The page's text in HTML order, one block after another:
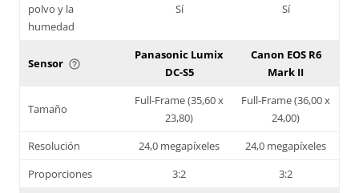
polvo y la
humedad
Sí Sí
Sensor help_outline
Panasonic Lumix
DC-S5
Canon EOS R6
Mark II
Tamaño
Full-Frame (35,60 x
23,80)
Full-Frame (36,00 x
24,00)
Resolución
24,0 megapíxeles
24,0 megapíxeles
Proporciones
3:2 3:2